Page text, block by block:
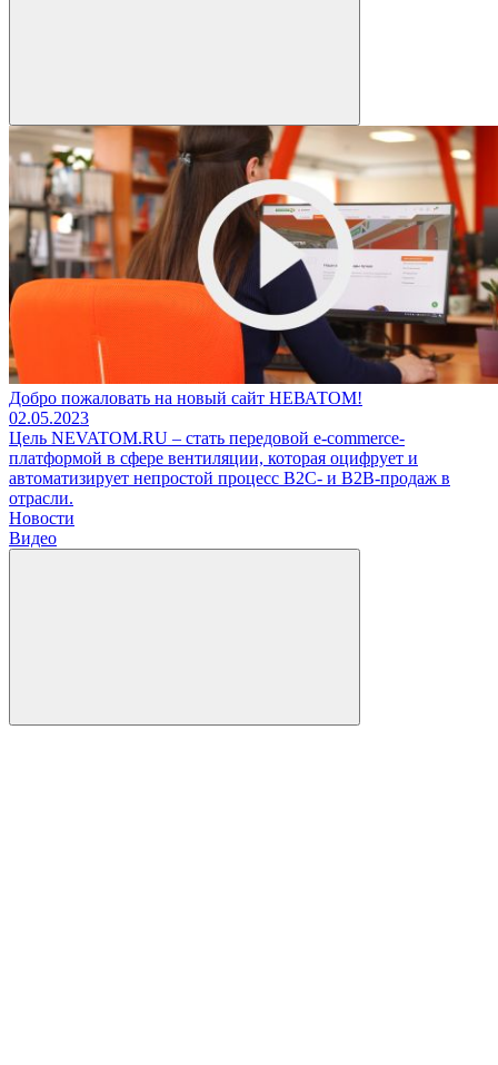
Добро пожаловать на новый сайт НЕВАТОМ!
02.05.2023
Цель NEVATOM.RU – cтать передовой e-commerce-
платформой в сфере вентиляции, которая оцифрует и
автоматизирует непростой процесс B2C- и B2B-продаж в
отрасли.
Новости
Видео